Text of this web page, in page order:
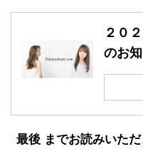
２０
のお
最後 までお読みいた